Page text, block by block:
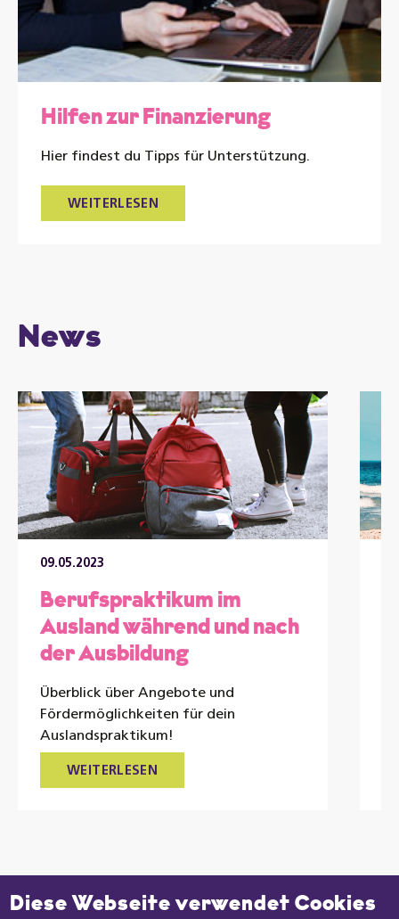
Hilfen zur Finanzierung
Hier findest du Tipps für Unterstützung.
WEITERLESEN
News
09.05.2023
Berufspraktikum im
Ausland während und nach
der Ausbildung
Überblick über Angebote und
Fördermöglichkeiten für dein
Auslandspraktikum!
WEITERLESEN
Zu den News
Diese Webseite verwendet Cookies